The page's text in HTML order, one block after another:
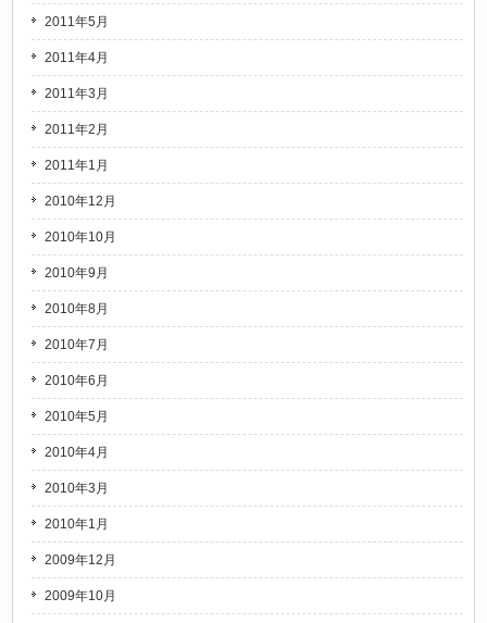
2011年5月
2011年4月
2011年3月
2011年2月
2011年1月
2010年12月
2010年10月
2010年9月
2010年8月
2010年7月
2010年6月
2010年5月
2010年4月
2010年3月
2010年1月
2009年12月
2009年10月